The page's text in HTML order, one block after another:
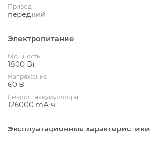
Привод
передний
Электропитание
Мощность
1800 Вт
Напряжение
60 В
Емкость аккумулятора
126000 mА⋅ч
Эксплуатационные характеристики